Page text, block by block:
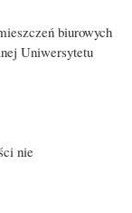
biurowych
Uniwersytetu
nie